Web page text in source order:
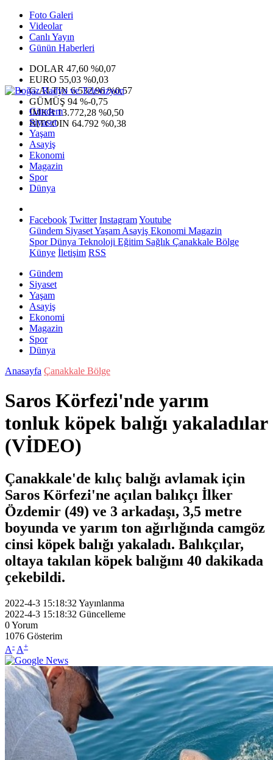
Foto Galeri
Videolar
Canlı Yayın
Günün Haberleri
DOLAR 47,60 %0,07
EURO 55,03 %0,03
G.ALTIN6.532,96 %0,57
GÜMÜŞ 94 %-0,75
IMKB13.772,28 %0,50
BITCOIN 64.792 %0,38
Gündem
Siyaset
Yaşam
Asayiş
Ekonomi
Magazin
Spor
Dünya
Facebook Twitter InstagramYoutube
Gündem SiyasetYaşam Asayiş Ekonomi Magazin
SporDünya Teknoloji Eğitim Sağlık Çanakkale Bölge
Künye İletişim RSS
Gündem
Siyaset
Yaşam
Asayiş
Ekonomi
Magazin
Spor
Dünya
Anasayfa Çanakkale Bölge
Saros Körfezi'nde yarım
tonluk köpek balığı yakaladılar
(VİDEO)
Çanakkale'de kılıç balığı avlamak için
Saros Körfezi'ne açılan balıkçı İlker
Özdemir (49) ve 3 arkadaşı, 3,5 metre
boyunda ve yarım ton ağırlığında camgöz
cinsi köpek balığı yakaladı. Balıkçılar,
oltaya takılan köpek balığını 40 dakikada
çekebildi.
2022-4-3 15:18:32 Yayınlanma
2022-4-3 15:18:32 Güncelleme
0Yorum
1076 Gösterim
A- A+